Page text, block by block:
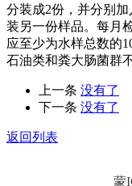
分装成2份，并分别
装另一份样品。每月
应至少为水样总数的
石油类和粪大肠菌群
上一条 没有了
下一条 没有了
返回列表
蒙